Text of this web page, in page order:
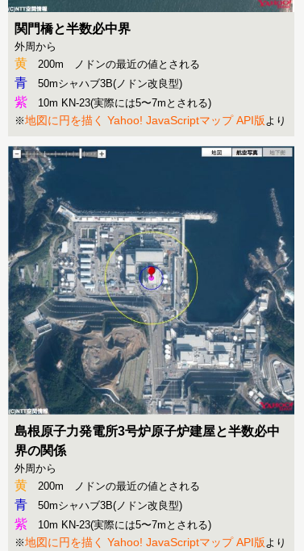
関門橋と半数必中界
外周から
黄 200m ノドンの最近の値とされる
青 50mシャハブ3B(ノドン改良型)
紫 10m KN-23(実際には5〜7mとされる)
※地図に円を描く Yahoo! JavaScriptマップ API版より
島根原子力発電所3号炉原子炉建屋と半数必中
界の関係
外周から
黄 200m ノドンの最近の値とされる
青 50mシャハブ3B(ノドン改良型)
紫 10m KN-23(実際には5〜7mとされる)
※地図に円を描く Yahoo! JavaScriptマップ API版より